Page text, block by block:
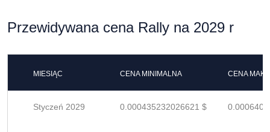
Przewidywana cena Rally na 2029 r
MIESIĄC CENA MINIMALNA CENA
Styczeń 2029 0.000435232026621 $